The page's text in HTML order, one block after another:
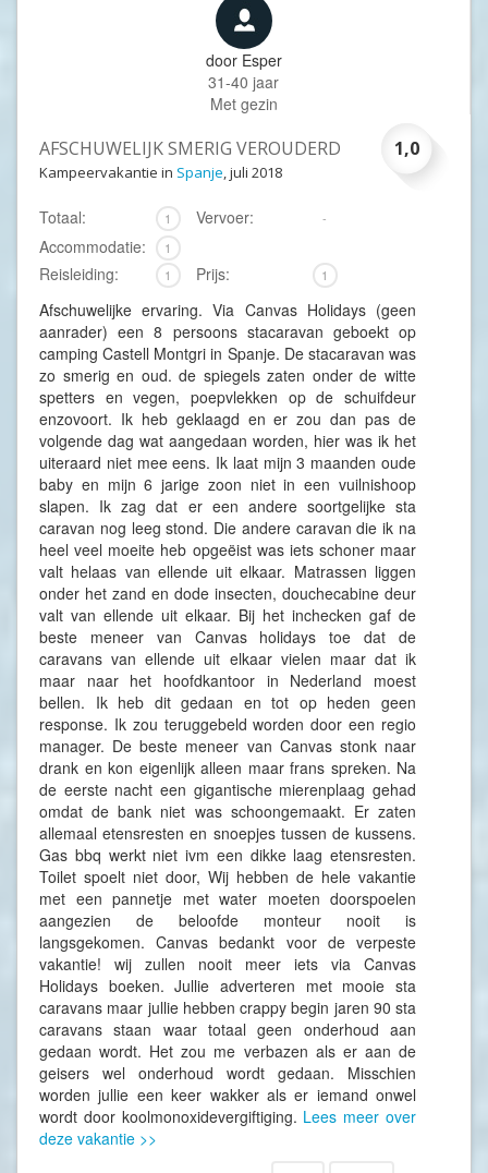
door Esper
31-40 jaar
Met gezin
1,0
AFSCHUWELIJK SMERIG VEROUDERD
Kampeervakantie in Spanje, juli 2018
Totaal: 1 Vervoer: -
Accommodatie: 1
Reisleiding: 1 Prijs: 1
Afschuwelijke ervaring. Via Canvas Holidays (geen
aanrader) een 8 persoons stacaravan geboekt op
camping Castell Montgri in Spanje. De stacaravan was
zo smerig en oud. de spiegels zaten onder de witte
spetters en vegen, poepvlekken op de schuifdeur
enzovoort. Ik heb geklaagd en er zou dan pas de
volgende dag wat aangedaan worden, hier was ik het
uiteraard niet mee eens. Ik laat mijn 3 maanden oude
baby en mijn 6 jarige zoon niet in een vuilnishoop
slapen. Ik zag dat er een andere soortgelijke sta
caravan nog leeg stond. Die andere caravan die ik na
heel veel moeite heb opgeëist was iets schoner maar
valt helaas van ellende uit elkaar. Matrassen liggen
onder het zand en dode insecten, douchecabine deur
valt van ellende uit elkaar. Bij het inchecken gaf de
beste meneer van Canvas holidays toe dat de
caravans van ellende uit elkaar vielen maar dat ik
maar naar het hoofdkantoor in Nederland moest
bellen. Ik heb dit gedaan en tot op heden geen
response. Ik zou teruggebeld worden door een regio
manager. De beste meneer van Canvas stonk naar
drank en kon eigenlijk alleen maar frans spreken. Na
de eerste nacht een gigantische mierenplaag gehad
omdat de bank niet was schoongemaakt. Er zaten
allemaal etensresten en snoepjes tussen de kussens.
Gas bbq werkt niet ivm een dikke laag etensresten.
Toilet spoelt niet door, Wij hebben de hele vakantie
met een pannetje met water moeten doorspoelen
aangezien de beloofde monteur nooit is
langsgekomen. Canvas bedankt voor de verpeste
vakantie! wij zullen nooit meer iets via Canvas
Holidays boeken. Jullie adverteren met mooie sta
caravans maar jullie hebben crappy begin jaren 90 sta
caravans staan waar totaal geen onderhoud aan
gedaan wordt. Het zou me verbazen als er aan de
geisers wel onderhoud wordt gedaan. Misschien
worden jullie een keer wakker als er iemand onwel
wordt door koolmonoxidevergiftiging. Lees meer over
deze vakantie >>